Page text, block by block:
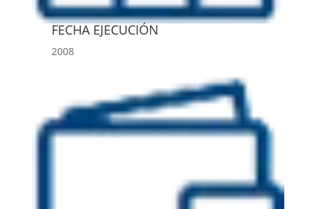
FECHA EJECUCIÓN
2008